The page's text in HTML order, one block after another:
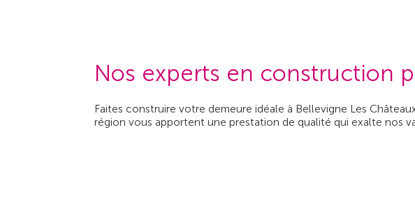
Nos experts en construction
Faites construire votre demeure idéale à Bellevigne Les
région vous apportent une prestation de qualité qui exalte nos